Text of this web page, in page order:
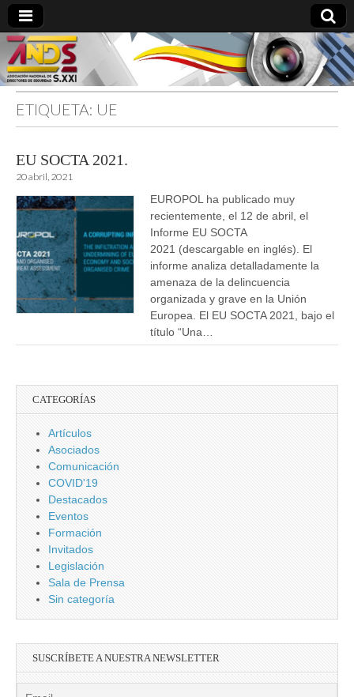
directoresdeseguridad.es
ETIQUETA: UE
EU SOCTA 2021.
20 abril, 2021
EUROPOL ha publicado muy
recientemente, el 12 de abril, el
Informe EU SOCTA
2021 (descargable en inglés). El
informe analiza detalladamente la
amenaza de la delincuencia
organizada y grave en la Unión
Europea. El EU SOCTA 2021, bajo el
título “Una…
CATEGORÍAS
Artículos
Asociados
Comunicación
COVID'19
Destacados
Eventos
Formación
Invitados
Legislación
Sala de Prensa
Sin categoría
SUSCRÍBETE A NUESTRA NEWSLETTER